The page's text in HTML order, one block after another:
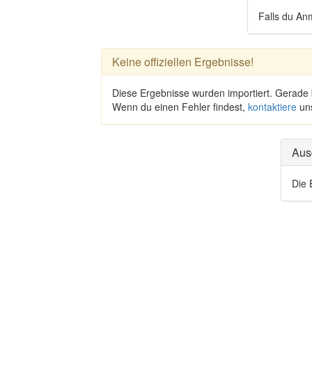
Falls du
Keine offiziellen Ergebnisse!
Diese Ergebnisse wurden importiert.
Wenn du einen Fehler findest, kontaktiere
Die